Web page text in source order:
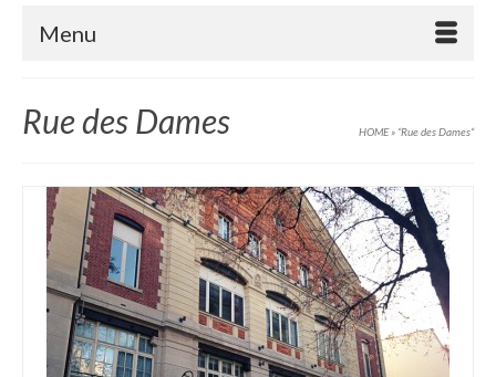
Menu
Rue des Dames HOME» “Rue des Dames“